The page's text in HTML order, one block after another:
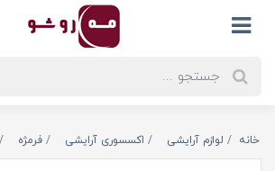
خانه لوازم آرایشی اکسسوری آرایشی فرمژه